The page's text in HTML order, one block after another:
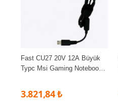
Fast CU27 20V 12A Büyük
Typc Msi Gaming Notebook
3.821,84 ₺